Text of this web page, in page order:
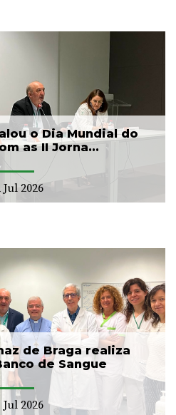
o Dia Mundial do
as II Jorna...
Jul 2026
de Braga realiza
de Sangue
Jul 2026